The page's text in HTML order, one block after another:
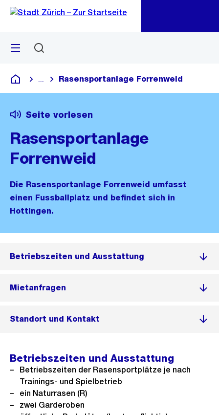
Navigation
Sprunglink
Menü
Deutsch
Blende alle Breadcrumbs ein
Rasensportanlage Forrenweid
Seite vorlesen
Rasensportanlage
Forrenweid
Die Rasensportanlage Forrenweid umfasst
einen Fussballplatz und befindet sich in
Hottingen.
Betriebszeiten und Ausstattung
Mietanfragen
Standort und Kontakt
Betriebszeiten und Ausstattung
Betriebszeiten der Rasensportplätze je nach
Trainings- und Spielbetrieb
ein Naturrasen (R)
zwei Garderoben